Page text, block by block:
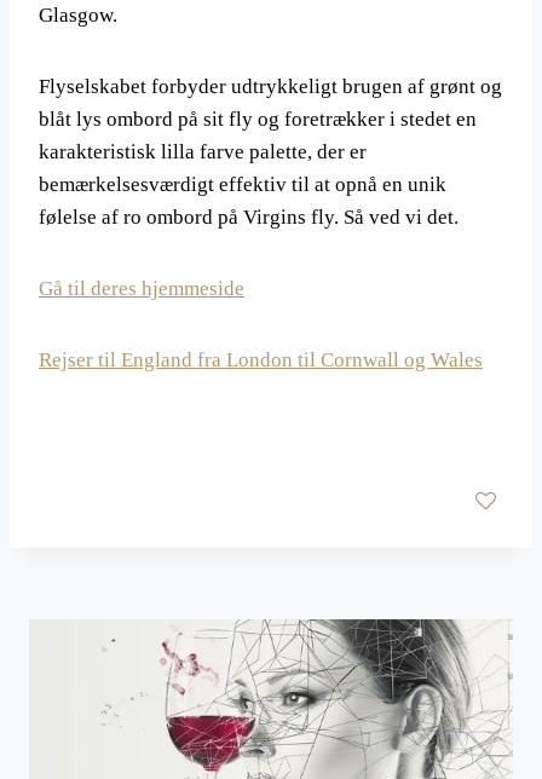
Glasgow.
Flyselskabet forbyder udtrykkeligt brugen af ​​grønt og
blåt lys ombord på sit fly og foretrækker i stedet en
karakteristisk lilla farve palette, der er
bemærkelsesværdigt effektiv til at opnå en unik
følelse af ro ombord på Virgins fly. Så ved vi det.
Gå til deres hjemmeside
Rejser til England fra London til Cornwall og Wales